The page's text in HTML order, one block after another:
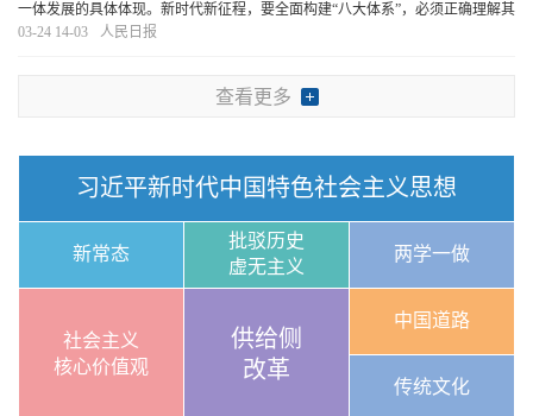
一体发展的具体体现。新时代新征程，要全面构建“八大体系”，必须正确理解其
科学内涵和实践路径，这样才能以战略思维着眼全局、以系统思维协同各方、
03-24 14-03 人民日报
查看更多
习近平新时代中国特色社会主义思想
新常态
批驳历史
虚无主义
两学一做
社会主义
核心价值观
供给侧
改革
中国道路
传统文化